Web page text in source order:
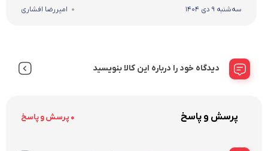
سه‌شنبه 9 دی 1404 امیررضا افشاری
دیدگاه خود را درباره این کالا بنویسید
پرسش و پاسخ 0 پرسش و پاسخ